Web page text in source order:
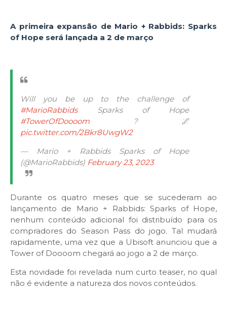
A primeira expansão de Mario + Rabbids: Sparks
of Hope será lançada a 2 de março
Will you be up to the challenge of
#MarioRabbidsSparks of Hope
#TowerOfDoooom ? 🌌
pic.twitter.com/2Bkr8UwgW2
— Mario + Rabbids Sparks of Hope
(@MarioRabbids) February 23, 2023
Durante os quatro meses que se sucederam ao
lançamento de Mario + Rabbids: Sparks of Hope,
nenhum conteúdo adicional foi distribuído para os
compradores do Season Pass do jogo. Tal mudará
rapidamente, uma vez que a Ubisoft anunciou que a
Tower of Doooom chegará ao jogo a 2 de março.
Esta novidade foi revelada num curto teaser, no qual
não é evidente a natureza dos novos conteúdos.